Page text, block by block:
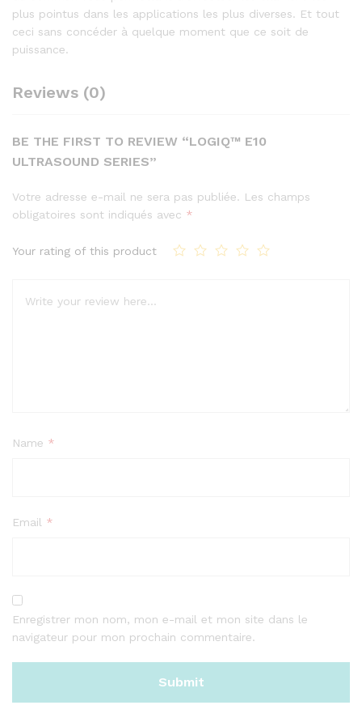
plus pointus dans les applications les plus diverses. Et tout
ceci sans concéder à quelque moment que ce soit de
puissance.
Reviews (0)
BE THE FIRST TO REVIEW “LOGIQ™ E10
ULTRASOUND SERIES”
Votre adresse e-mail ne sera pas publiée. Les champs
obligatoires sont indiqués avec *
Your rating of this product
Name *
Email *
Enregistrer mon nom, mon e-mail et mon site dans le
navigateur pour mon prochain commentaire.